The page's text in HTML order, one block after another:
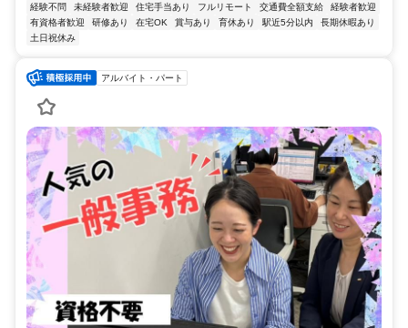
経験不問
未経験者歓迎 住宅手当あり フルリモート 交通費全額支給
経験者歓迎
有資格者歓迎
研修あり 在宅OK 賞与あり 育休あり 駅近5分以内
長期休暇あり
土日祝休み
アルバイト・パート